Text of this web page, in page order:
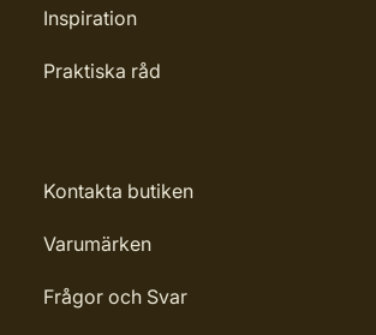
Inspiration
Praktiska råd
Kontakta butiken
Varumärken
Frågor och Svar